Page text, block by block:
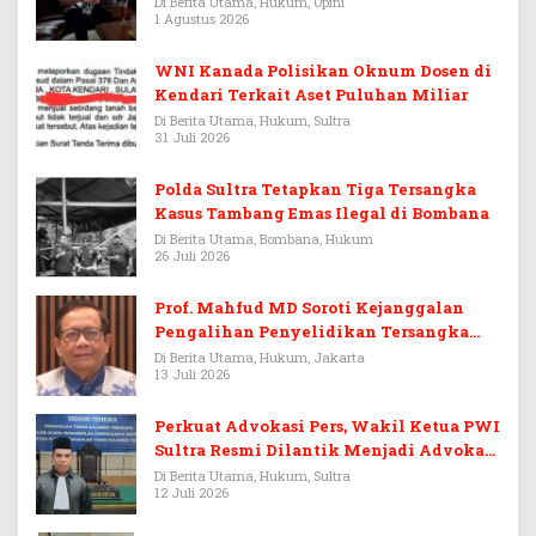
1 Agustus 2026
WNI Kanada Polisikan Oknum Dosen di
Kendari Terkait Aset Puluhan Miliar
Di Berita Utama, Hukum, Sultra
31 Juli 2026
Polda Sultra Tetapkan Tiga Tersangka
Kasus Tambang Emas Ilegal di Bombana
Di Berita Utama, Bombana, Hukum
26 Juli 2026
Prof. Mahfud MD Soroti Kejanggalan
Pengalihan Penyelidikan Tersangka
Febrie Adriansyah
Di Berita Utama, Hukum, Jakarta
13 Juli 2026
Perkuat Advokasi Pers, Wakil Ketua PWI
Sultra Resmi Dilantik Menjadi Advokat
PERADI
Di Berita Utama, Hukum, Sultra
12 Juli 2026